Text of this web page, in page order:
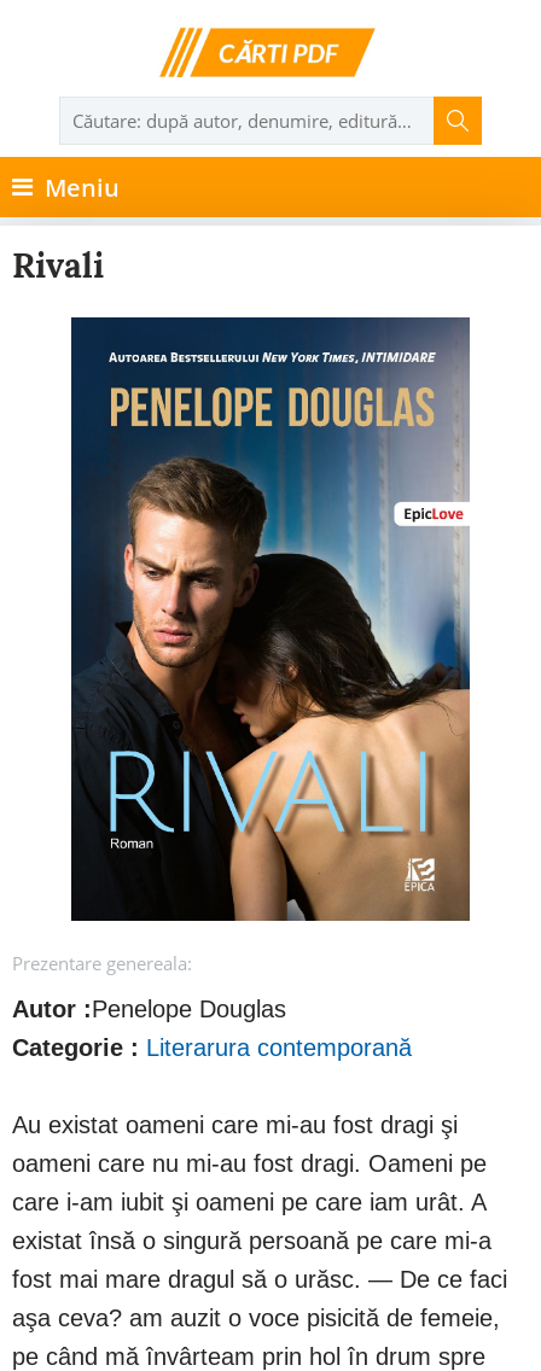
Meniu
Rivali
Prezentare genereala:
Autor :Penelope Douglas
Categorie : Literarura contemporană
Au existat oameni care mi-au fost dragi şi
oameni care nu mi-au fost dragi. Oameni pe
care i-am iubit şi oameni pe care iam urât. A
existat însă o singură persoană pe care mi-a
fost mai mare dragul să o urăsc. — De ce faci
aşa ceva? am auzit o voce pisicită de femeie,
pe când mă învârteam prin hol în drum spre